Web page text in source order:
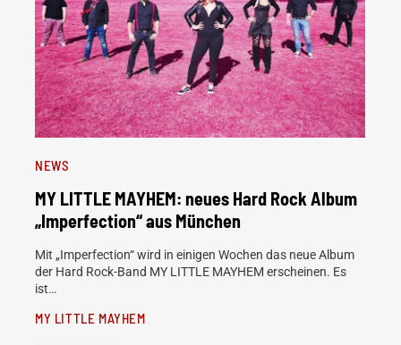
NEWS
MY LITTLE MAYHEM: neues Hard Rock Album
„Imperfection“ aus München
Mit „Imperfection“ wird in einigen Wochen das neue Album
der Hard Rock-Band MY LITTLE MAYHEM erscheinen. Es
ist…
MY LITTLE MAYHEM